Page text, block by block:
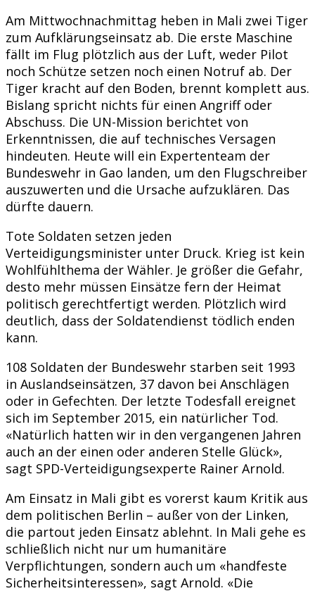
Am Mittwochnachmittag heben in Mali zwei Tiger
zum Aufklärungseinsatz ab. Die erste Maschine
fällt im Flug plötzlich aus der Luft, weder Pilot
noch Schütze setzen noch einen Notruf ab. Der
Tiger kracht auf den Boden, brennt komplett aus.
Bislang spricht nichts für einen Angriff oder
Abschuss. Die UN-Mission berichtet von
Erkenntnissen, die auf technisches Versagen
hindeuten. Heute will ein Expertenteam der
Bundeswehr in Gao landen, um den Flugschreiber
auszuwerten und die Ursache aufzuklären. Das
dürfte dauern.
Tote Soldaten setzen jeden
Verteidigungsminister unter Druck. Krieg ist kein
Wohlfühlthema der Wähler. Je größer die Gefahr,
desto mehr müssen Einsätze fern der Heimat
politisch gerechtfertigt werden. Plötzlich wird
deutlich, dass der Soldatendienst tödlich enden
kann.
108 Soldaten der Bundeswehr starben seit 1993
in Auslandseinsätzen, 37 davon bei Anschlägen
oder in Gefechten. Der letzte Todesfall ereignet
sich im September 2015, ein natürlicher Tod.
«Natürlich hatten wir in den vergangenen Jahren
auch an der einen oder anderen Stelle Glück»,
sagt SPD-Verteidigungsexperte Rainer Arnold.
Am Einsatz in Mali gibt es vorerst kaum Kritik aus
dem politischen Berlin – außer von der Linken,
die partout jeden Einsatz ablehnt. In Mali gehe es
schließlich nicht nur um humanitäre
Verpflichtungen, sondern auch um «handfeste
Sicherheitsinteressen», sagt Arnold. «Die